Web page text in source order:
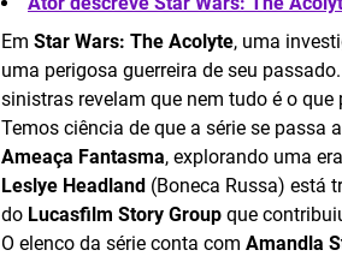
Em Star Wars: The Acolyte, uma
uma perigosa guerreira de seu
sinistras revelam que nem tudo é o que
Temos ciência de que a série se
Ameaça Fantasma, explorando uma
Leslye Headland (Boneca Russa) está
do Lucasfilm Story Group que
O elenco da série conta com Amandla